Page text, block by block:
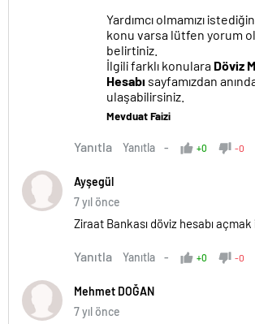
Yardımcı olmamızı
konu varsa lütfen yorum
belirtiniz.
İlgili farklı konulara Döviz
Hesabı sayfamızdan
ulaşabilirsiniz.
Mevduat Faizi
Yanıtla Yanıtla +0 -0
Ayşegül
7 yıl önce
Ziraat Bankası döviz hesabı
Yanıtla Yanıtla +0 -0
Mehmet DOĞAN
7 yıl önce